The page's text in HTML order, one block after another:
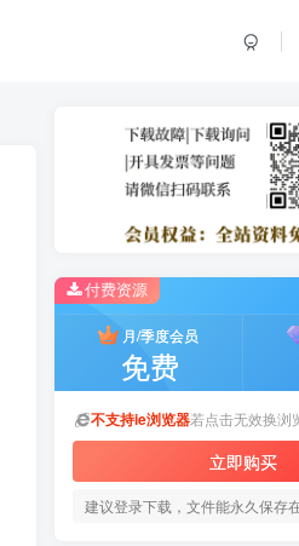
付费资源
月/季度会员
免费
不支持ie浏览器若点击无效换浏
立即购买
建议登录下载，文件能永久保存